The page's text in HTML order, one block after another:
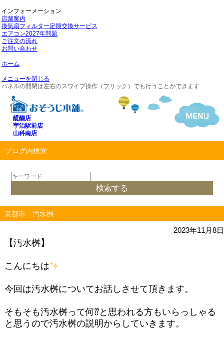
インフォーメーション
店舗案内
換気扇フィルター定期交換サービス
エアコン2027年問題
ご注文の流れ
お問い合わせ
ホーム
メニューを閉じる
パネルの開閉は左右のスワイプ操作（フリック）でも行うことができます
醍醐店
宇治駅前店
山科南店
ブログ内検索
京都市 汚水桝
2023年11月8日
【汚水桝】
こんにちは
今回は汚水桝についてお話しさせて頂きます。
そもそも汚水桝って何⁇と思われる方もいらっしゃる
と思うので汚水桝の説明からしていきます。